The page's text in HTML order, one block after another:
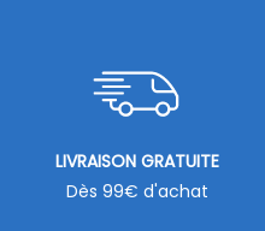
LIVRAISON GRATUITE
Dès 99€ d'achat